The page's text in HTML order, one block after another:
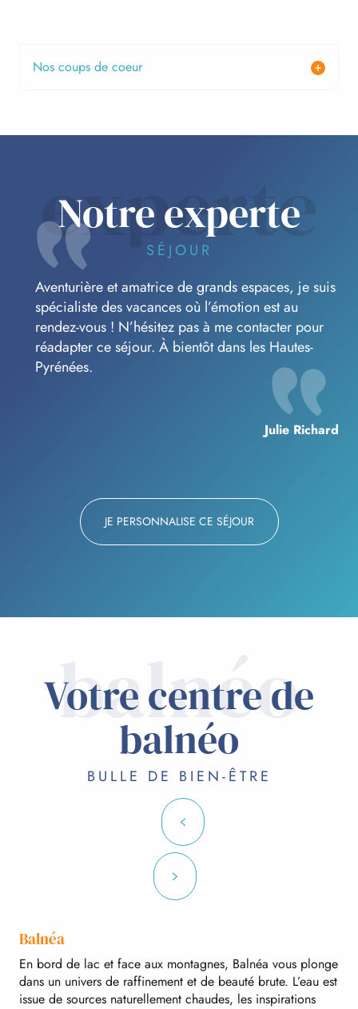
Nos coups de coeur
experte
Notre experte
SÉJOUR
Aventurière et amatrice de grands espaces, je suis
spécialiste des vacances où l’émotion est au
rendez-vous ! N’hésitez pas à me contacter pour
réadapter ce séjour. À bientôt dans les Hautes-
Pyrénées.
Julie Richard
JE PERSONNALISE CE SÉJOUR
balnéo
Votre centre de
balnéo
BULLE DE BIEN-ÊTRE
Balnéa
En bord de lac et face aux montagnes, Balnéa vous plonge
dans un univers de raffinement et de beauté brute. L’eau est
issue de sources naturellement chaudes, les inspirations